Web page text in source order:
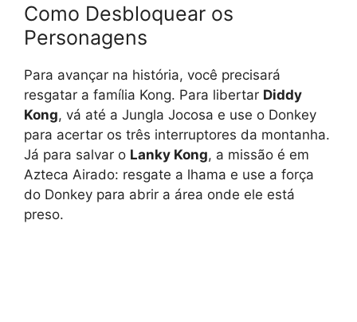
Como Desbloquear os
Personagens
Para avançar na história, você precisará
resgatar a família Kong. Para libertar Diddy
Kong, vá até a Jungla Jocosa e use o Donkey
para acertar os três interruptores da montanha.
Já para salvar o Lanky Kong, a missão é em
Azteca Airado: resgate a lhama e use a força
do Donkey para abrir a área onde ele está
preso.